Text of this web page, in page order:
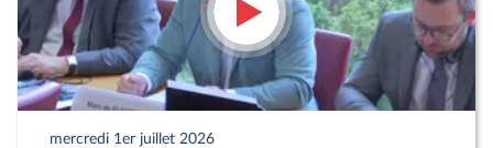
mercredi 1er juillet 2026